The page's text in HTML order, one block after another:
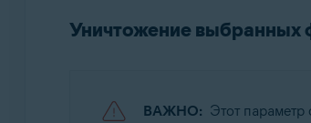
Microsoft Windows 11 Home / Pro /
Microsoft Windows 7 Home Basic /
Уничтожение выбранных
ВАЖНО: Этот параметр